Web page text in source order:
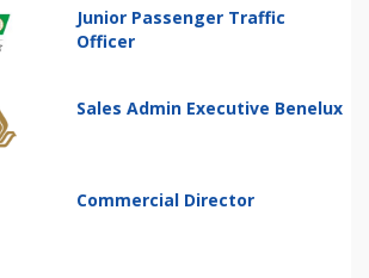
Junior Passenger Traffic
Officer
Sales Admin Executive Benelux
Commercial Director